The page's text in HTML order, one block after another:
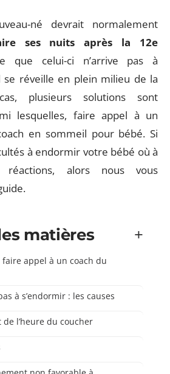
né devrait normalement
ses nuits après la 12e
que celui-ci n’arrive pas à
se réveille en plein milieu de la
plusieurs solutions sont
lesquelles, faire appel à un
en sommeil pour bébé. Si
à endormir votre bébé où à
réactions, alors nous vous
matières
faire appel à un coach du
à s’endormir : les causes
de l’heure du coucher